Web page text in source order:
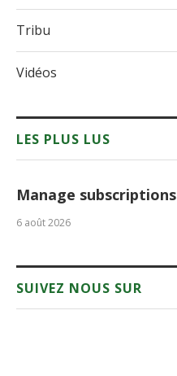
Tribu
Vidéos
LES PLUS LUS
Manage subscriptions
6 août 2026
SUIVEZ NOUS SUR